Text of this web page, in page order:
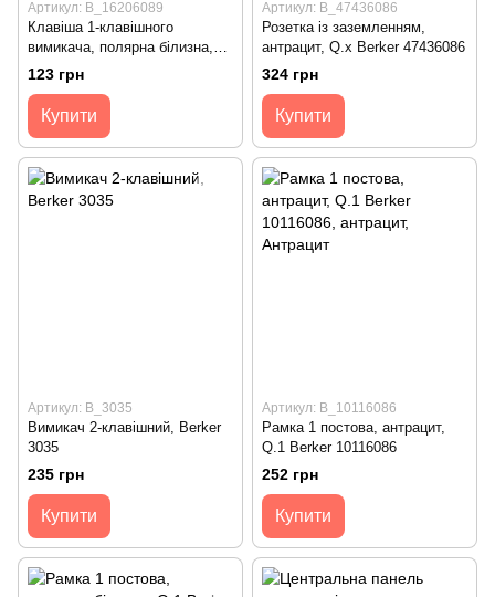
Артикул: B_16206089
Клавіша 1-клавішного
вимикача, полярна білизна,
Q1/Q3 Berker 16206089
123 грн
Купити
Артикул: B_47436086
Розетка із заземленням,
антрацит, Q.х Berker 47436086
324 грн
Купити
Артикул: B_3035
Вимикач 2-клавішний, Berker
3035
235 грн
Купити
Артикул: B_10116086
Рамка 1 постова, антрацит,
Q.1 Berker 10116086
252 грн
Купити